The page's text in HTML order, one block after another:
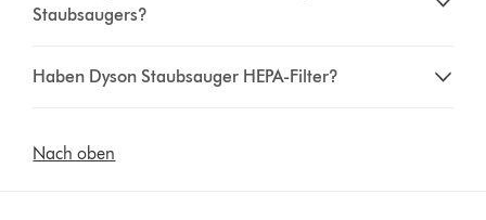
Staubsaugers?
Haben Dyson Staubsauger HEPA-Filter?
Nach oben